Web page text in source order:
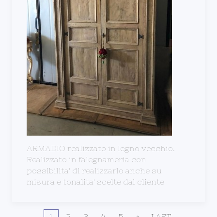
ARMADIO realizzato in legno vecchio.
Realizzato in falegnameria con
possibilita' di realizzarlo anche su
misura e tonalita' scelte dal cliente